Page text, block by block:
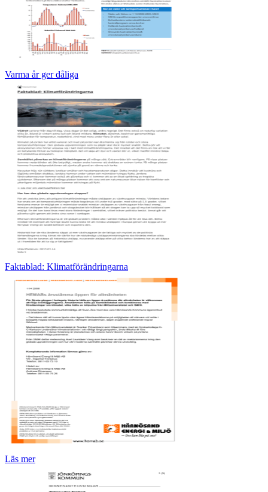
Varma år ger dåliga
Faktablad: Klimatförändringarna
Läs mer